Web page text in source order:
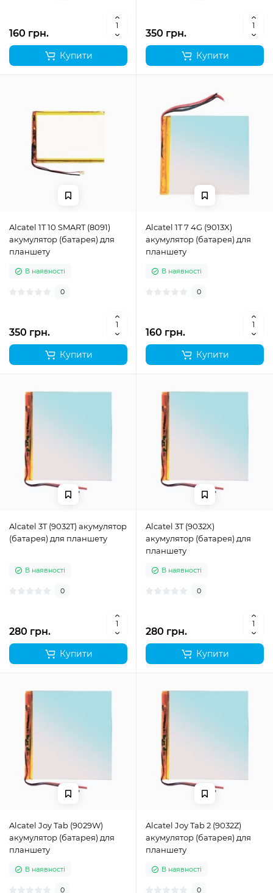
160 грн.
Купити
350 грн.
Купити
Alcatel 1T 10 SMART (8091)
акумулятор (батарея) для
планшету
В наявності
0
350 грн.
Купити
Alcatel 1T 7 4G (9013X)
акумулятор (батарея) для
планшету
В наявності
0
160 грн.
Купити
Alcatel 3T (9032T) акумулятор
(батарея) для планшету
В наявності
0
280 грн.
Купити
Alcatel 3T (9032X)
акумулятор (батарея) для
планшету
В наявності
0
280 грн.
Купити
Alcatel Joy Tab (9029W)
акумулятор (батарея) для
планшету
В наявності
0
Alcatel Joy Tab 2 (9032Z)
акумулятор (батарея) для
планшету
В наявності
0